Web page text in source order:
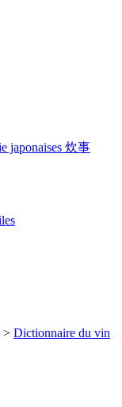
japonaises 炊事
> Dictionnaire du vin